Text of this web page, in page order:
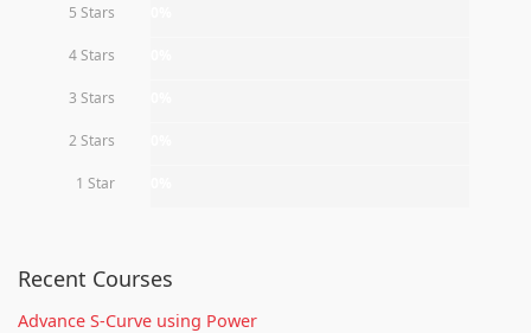
5 Stars
4 Stars
3 Stars
2 Stars
1 Star
Recent Courses
Advance S-Curve using Power